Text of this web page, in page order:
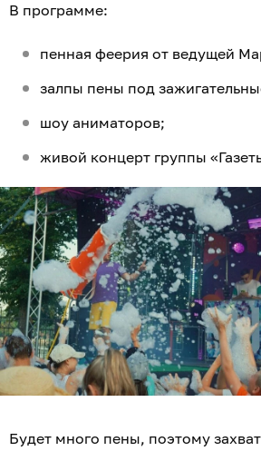
В программе:
пенная феерия от ведущей
залпы пены под
шоу аниматоров;
живой концерт группы
Будет много пены, поэтому